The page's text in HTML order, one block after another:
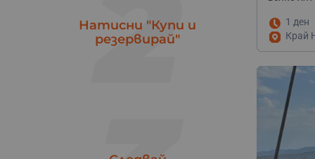
Ямбол
Натисни "Купи и
резервирай"
1 ден
Край